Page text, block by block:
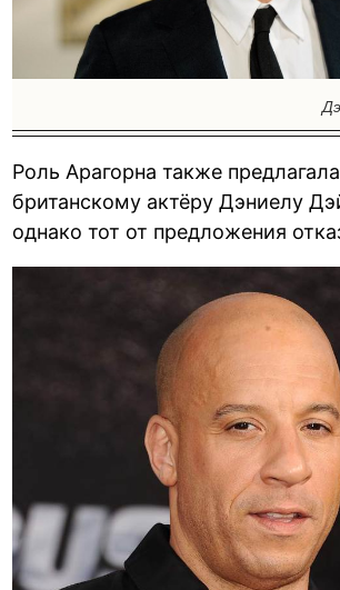
Роль Арагорна также
британскому актёру Дэниелу
однако тот от предложения